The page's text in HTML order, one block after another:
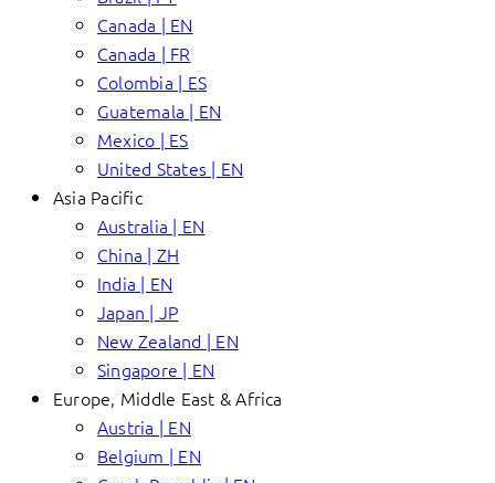
Canada | EN
Canada | FR
Colombia | ES
Guatemala | EN
Mexico | ES
United States | EN
Asia Pacific
Australia | EN
China | ZH
India | EN
Japan | JP
New Zealand | EN
Singapore | EN
Europe, Middle East & Africa
Austria | EN
Belgium | EN